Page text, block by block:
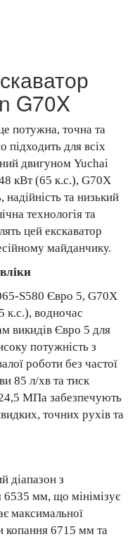
G70X
потужна, точна та
підходить для всіх
двигуном Yuchai
кВт (65 к.с.), G70X
та низький
технологія та
цей екскаватор
майданчику.
S580 Євро 5, G70X
к.с.), водночас
викидів Євро 5 для
потужність з
роботи без частої
85 л/хв та тиск
МПа забезпечують
точних рухів та
діапазон з
мм, що мінімізує
максимальної
копання 6715 мм та